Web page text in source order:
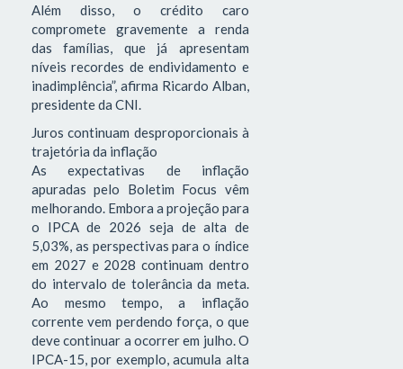
Além disso, o crédito caro
compromete gravemente a renda
das famílias, que já apresentam
níveis recordes de endividamento e
inadimplência”, afirma Ricardo Alban,
presidente da CNI.
Juros continuam desproporcionais à
trajetória da inflação
As expectativas de inflação
apuradas pelo Boletim Focus vêm
melhorando. Embora a projeção para
o IPCA de 2026 seja de alta de
5,03%, as perspectivas para o índice
em 2027 e 2028 continuam dentro
do intervalo de tolerância da meta.
Ao mesmo tempo, a inflação
corrente vem perdendo força, o que
deve continuar a ocorrer em julho. O
IPCA-15, por exemplo, acumula alta